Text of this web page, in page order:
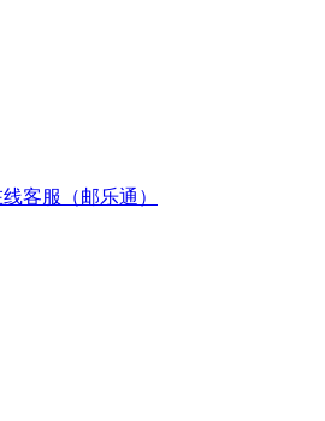
客服（邮乐通）